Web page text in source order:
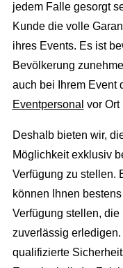
jedem Falle gesorgt
Kunde die volle
ihres Events. Es ist
Bevölkerung
auch bei Ihrem Event
Eventpersonal vor Ort
Deshalb bieten wir,
Möglichkeit exklusiv
Verfügung zu stellen.
können Ihnen
Verfügung stellen,
zuverlässig
qualifizierte